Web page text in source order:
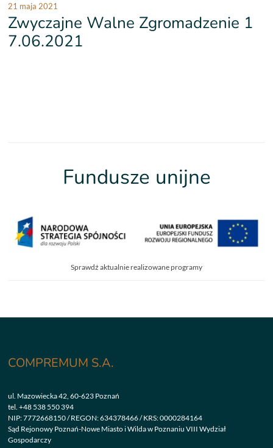
21 maja 2021
Zwyczajne Walne Zgromadzenie 1
7.06.2021
Fundusze unijne
Sprawdź aktualnie realizowane programy
COMPREMUM S.A.
ul. Mazowiecka 42, 60-623 Poznań
tel.+48 538 550 394
NIP: 7772668150 / REGON: 634378466 / KRS: 0000284164
Sąd Rejonowy Poznań-Nowe Miasto i Wilda w Poznaniu VIII Wydział
Gospodarczy